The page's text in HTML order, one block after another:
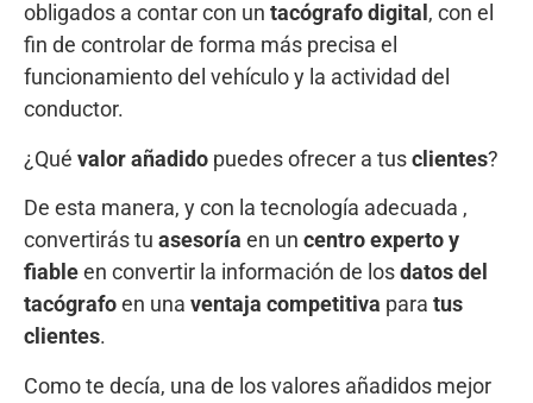
obligados a contar con un tacógrafo digital , con el
fin de controlar de forma más precisa el
funcionamiento del vehículo y la actividad del
conductor.
¿Qué valor añadido puedes ofrecer a tusclientes?
De esta manera, y con la tecnología adecuada ,
convertirás tu asesoría en un centro experto y
fiableen convertir la información de losdatos del
tacógrafoen una ventaja competitiva para tus
clientes.
Como te decía, una de los valores añadidos mejor